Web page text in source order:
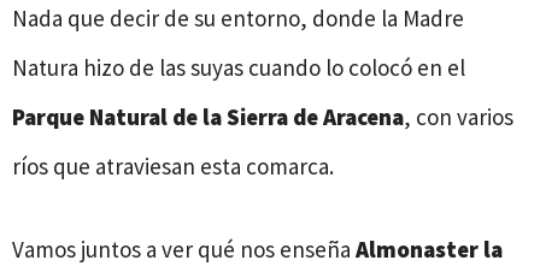
Nada que decir de su entorno, donde la Madre
Natura hizo de las suyas cuando lo colocó en el
Parque Natural de la Sierra de Aracena, con varios
ríos que atraviesan esta comarca.
Vamos juntos a ver qué nos enseña Almonaster la